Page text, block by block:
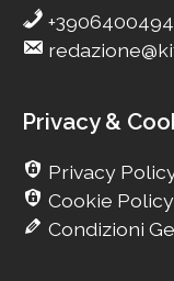
Privacy &
Privacy
Cookie Policy
Condizioni